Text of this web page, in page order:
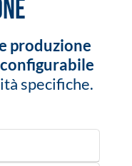
produzione
configurabile
specifiche.